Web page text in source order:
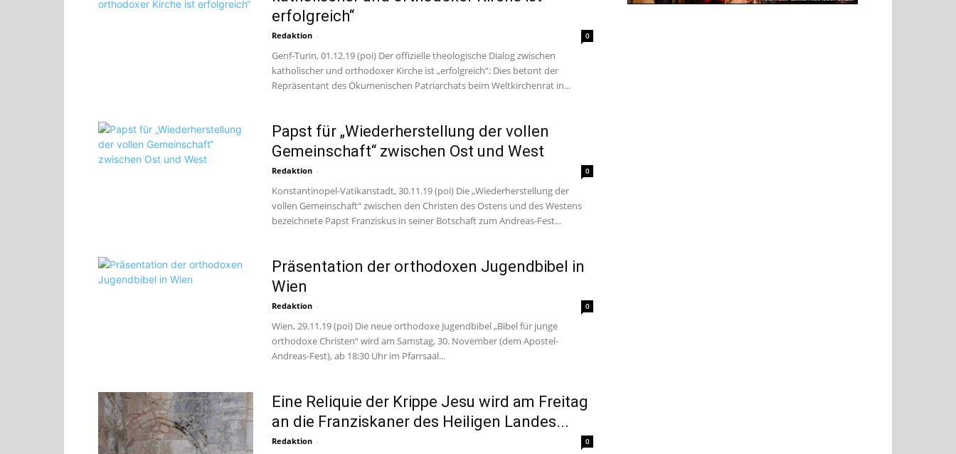
erfolgreich“
Redaktion - 0
Genf-Turin, 01.12.19 (poi) Der offizielle theologische Dialog zwischen
katholischer und orthodoxer Kirche ist „erfolgreich“: Dies betont der
Repräsentant des Ökumenischen Patriarchats beim Weltkirchenrat in...
Papst für „Wiederherstellung der vollen
Gemeinschaft“ zwischen Ost und West
Redaktion - 0
Konstantinopel-Vatikanstadt, 30.11.19 (poi) Die „Wiederherstellung der
vollen Gemeinschaft“ zwischen den Christen des Ostens und des Westens
bezeichnete Papst Franziskus in seiner Botschaft zum Andreas-Fest...
Präsentation der orthodoxen Jugendbibel in
Wien
Redaktion - 0
Wien, 29.11.19 (poi) Die neue orthodoxe Jugendbibel „Bibel für junge
orthodoxe Christen“ wird am Samstag, 30. November (dem Apostel-
Andreas-Fest), ab 18:30 Uhr im Pfarrsaal...
Eine Reliquie der Krippe Jesu wird am Freitag
an die Franziskaner des Heiligen Landes...
Redaktion - 0